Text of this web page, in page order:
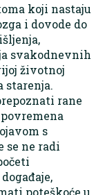
koji nastaju
i dovode do
svakodnevnih
životnoj
starenja.
rane
s
se ne radi
poteškoće u